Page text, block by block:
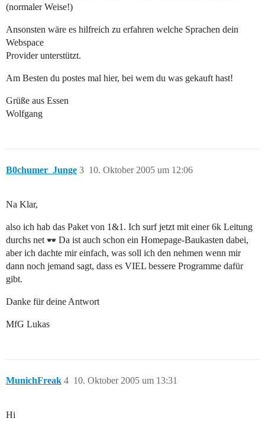
(normaler Weise!)
Ansonsten wäre es hilfreich zu erfahren welche Sprachen dein
Webspace
Provider unterstützt.
Am Besten du postes mal hier, bei wem du was gekauft hast!
Grüße aus Essen
Wolfgang
B0chumer_Junge 10. Oktober 2005 um 12:06
3
Na Klar,
also ich hab das Paket von 1&1. Ich surf jetzt mit einer 6k Leitung
durchs net
Da ist auch schon ein Homepage-Baukasten dabei,
aber ich dachte mir einfach, was soll ich den nehmen wenn mir
dann noch jemand sagt, dass es VIEL bessere Programme dafür
gibt.
Danke für deine Antwort
MfG Lukas
MunichFreak 10. Oktober 2005 um 13:31
4
Hi